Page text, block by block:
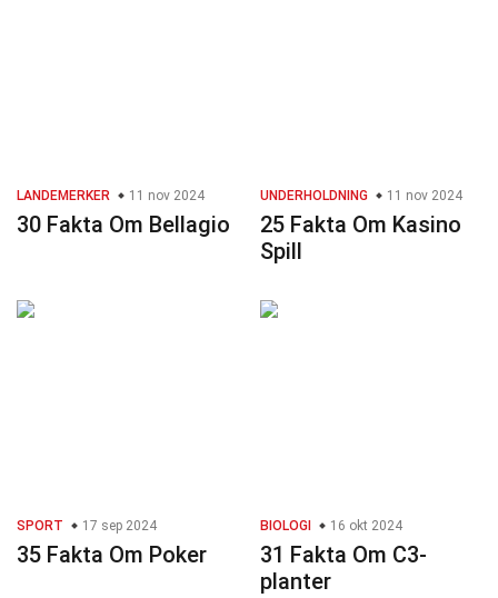
LANDEMERKER 11 nov 2024
30 Fakta Om Bellagio
UNDERHOLDNING 11 nov 2024
25 Fakta Om Kasino
Spill
SPORT 17 sep 2024
35 Fakta Om Poker
BIOLOGI 16 okt 2024
31 Fakta Om C3-
planter